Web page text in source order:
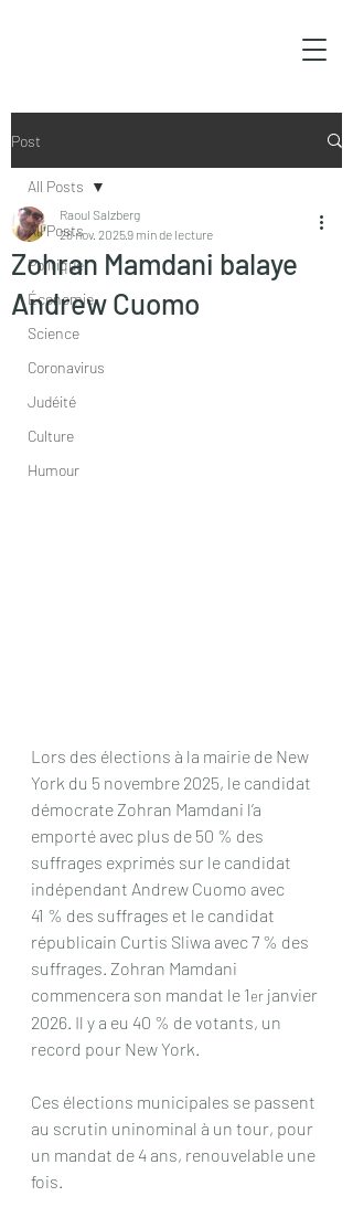
Post
All Posts
Politique
Économie
Science
Coronavirus
Judéité
Culture
Humour
All Posts
Zohran Mamdani balaye
Andrew Cuomo
Raoul Salzberg
28 nov. 20259 min de lecture
Lors des élections à la mairie de New
York du 5 novembre 2025, le candidat
démocrate Zohran Mamdani l’a
emporté avec plus de 50 % des
suffrages exprimés sur le candidat
indépendant Andrew Cuomo avec
41 % des suffrages et le candidat
républicain Curtis Sliwa avec 7 % des
suffrages. Zohran Mamdani
commencera son mandat le 1er janvier
2026. Il y a eu 40 % de votants, un
record pour New York.
Ces élections municipales se passent
au scrutin uninominal à un tour, pour
un mandat de 4 ans, renouvelable une
fois.